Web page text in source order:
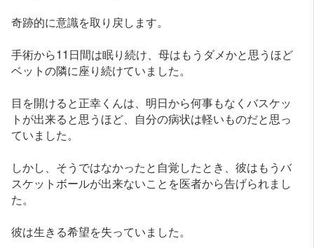
奇跡的に意識を取り戻します。
手術から11日間は眠り続け、母はもうダメかと思うほど
ベットの隣に座り続けていました。
目を開けると正幸くんは、明日から何事もなくバスケッ
トが出来ると思うほど、自分の病状は軽いものだと思っ
ていました。
しかし、そうではなかったと自覚したとき、彼はもうバ
スケットボールが出来ないことを医者から告げられまし
た。
彼は生きる希望を失っていました。